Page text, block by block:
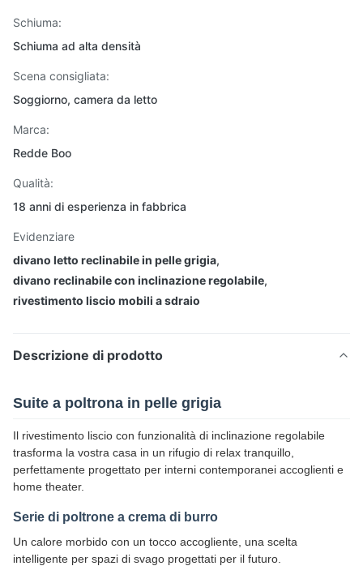
Schiuma:
Schiuma ad alta densità
Scena consigliata:
Soggiorno, camera da letto
Marca:
Redde Boo
Qualità:
18 anni di esperienza in fabbrica
Evidenziare
divano letto reclinabile in pelle grigia,
divano reclinabile con inclinazione regolabile,
rivestimento liscio mobili a sdraio
Descrizione di prodotto
Suite a poltrona in pelle grigia
Il rivestimento liscio con funzionalità di inclinazione regolabile
trasforma la vostra casa in un rifugio di relax tranquillo,
perfettamente progettato per interni contemporanei accoglienti e
home theater.
Serie di poltrone a crema di burro
Un calore morbido con un tocco accogliente, una scelta
intelligente per spazi di svago progettati per il futuro.